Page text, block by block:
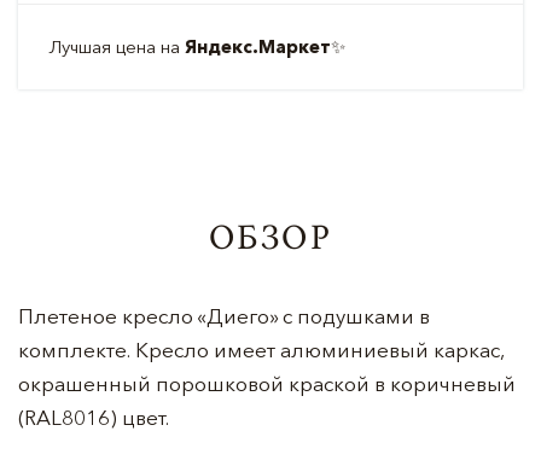
Лучшая цена на Яндекс.Маркет✨
ОБЗОР
Плетеное кресло «Диего» с подушками в
комплекте. Кресло имеет алюминиевый каркас,
окрашенный порошковой краской в коричневый
(RAL8016) цвет.